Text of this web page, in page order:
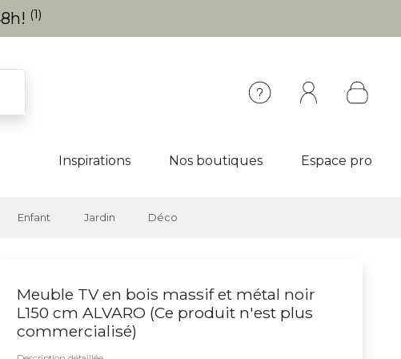
(1)
Inspirations Nos boutiques Espace pro
Enfant Jardin Déco
Meuble TV en bois massif et métal noir
L150 cm ALVARO (Ce produit n'est plus
commercialisé)